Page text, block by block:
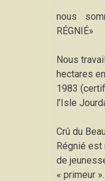
nous
RÉGNIÉ»
Nous
hectares
1983
l’Isle
Crû du
Régnié est
de
« primeur ».